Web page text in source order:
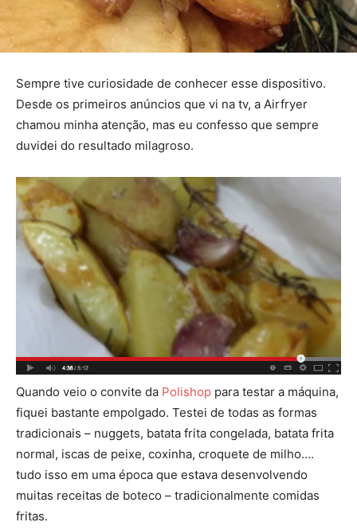
Sempre tive curiosidade de conhecer esse dispositivo.
Desde os primeiros anúncios que vi na tv, a Airfryer
chamou minha atenção, mas eu confesso que sempre
duvidei do resultado milagroso.
Quando veio o convite da Polishop para testar a máquina,
fiquei bastante empolgado. Testei de todas as formas
tradicionais – nuggets, batata frita congelada, batata frita
normal, iscas de peixe, coxinha, croquete de milho….
tudo isso em uma época que estava desenvolvendo
muitas receitas de boteco – tradicionalmente comidas
fritas.